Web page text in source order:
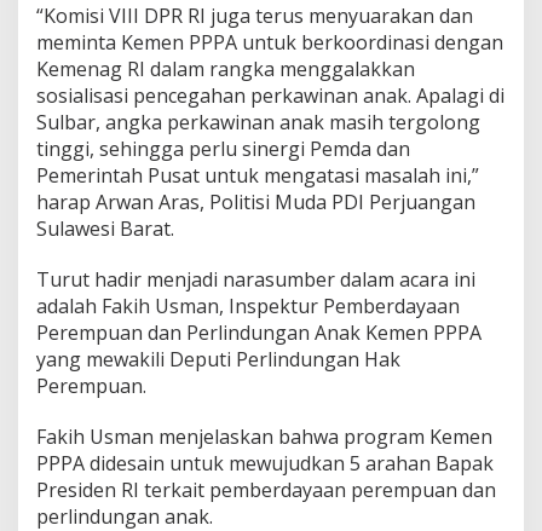
“Komisi VIII DPR RI juga terus menyuarakan dan
meminta Kemen PPPA untuk berkoordinasi dengan
Kemenag RI dalam rangka menggalakkan
sosialisasi pencegahan perkawinan anak. Apalagi di
Sulbar, angka perkawinan anak masih tergolong
tinggi, sehingga perlu sinergi Pemda dan
Pemerintah Pusat untuk mengatasi masalah ini,”
harap Arwan Aras, Politisi Muda PDI Perjuangan
Sulawesi Barat.
Turut hadir menjadi narasumber dalam acara ini
adalah Fakih Usman, Inspektur Pemberdayaan
Perempuan dan Perlindungan Anak Kemen PPPA
yang mewakili Deputi Perlindungan Hak
Perempuan.
Fakih Usman menjelaskan bahwa program Kemen
PPPA didesain untuk mewujudkan 5 arahan Bapak
Presiden RI terkait pemberdayaan perempuan dan
perlindungan anak.